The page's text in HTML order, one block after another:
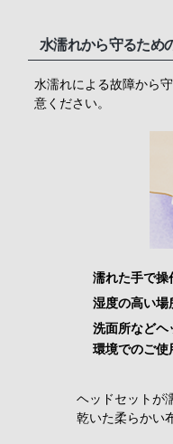
水濡れから守るため
水濡れによる故障から
意ください。
濡れた手で操
湿度の高い場
洗面所などヘ
環境でのご使
ヘッドセットが
乾いた柔らかい